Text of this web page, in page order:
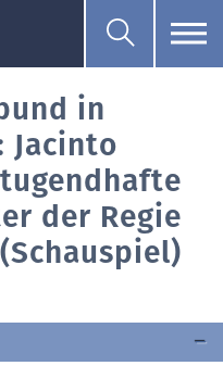
in
Jacinto
der Regie